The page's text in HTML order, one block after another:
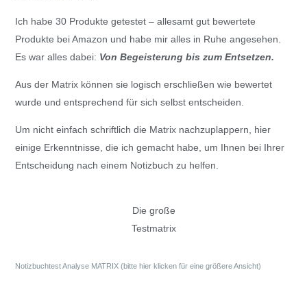
Ich habe 30 Produkte getestet – allesamt gut bewertete
Produkte bei Amazon und habe mir alles in Ruhe angesehen.
Es war alles dabei: Von Begeisterung bis zum Entsetzen.
Aus der Matrix können sie logisch erschließen wie bewertet
wurde und entsprechend für sich selbst entscheiden.
Um nicht einfach schriftlich die Matrix nachzuplappern, hier
einige Erkenntnisse, die ich gemacht habe, um Ihnen bei Ihrer
Entscheidung nach einem Notizbuch zu helfen.
Die große
Testmatrix
Notizbuchtest Analyse MATRIX (bitte hier klicken für eine größere Ansicht)